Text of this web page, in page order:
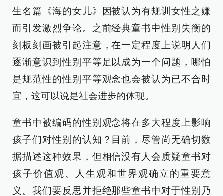
生名篇《海的女儿》因被认为有规训女性之嫌
而引发激烈争论。之前经典童书中性别失衡的
刻板刻画被引起注意，在一定程度上说明人们
逐渐意识到性别平等足以成为一个问题，哪怕
是规范性的性别平等观念也会被认为已不合时
宜，这可以说是社会进步的体现。
童书中被编码的性别观念将在多大程度上影响
孩子们对性别的认知？目前，尽管尚无确切数
据描述这种效果，但相信没有人会质疑童书对
孩子价值观、人生观和世界观确立的重要意
义。我们要反思并拒绝那些童书中对于性别乃